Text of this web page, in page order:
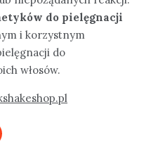
do pielęgnacji
i korzystnym
do
włosów.